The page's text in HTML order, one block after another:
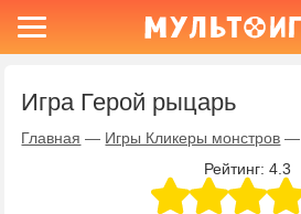
Игра Герой рыцарь
Главная — Игры Кликеры монстров —
Рейтинг: 4.3